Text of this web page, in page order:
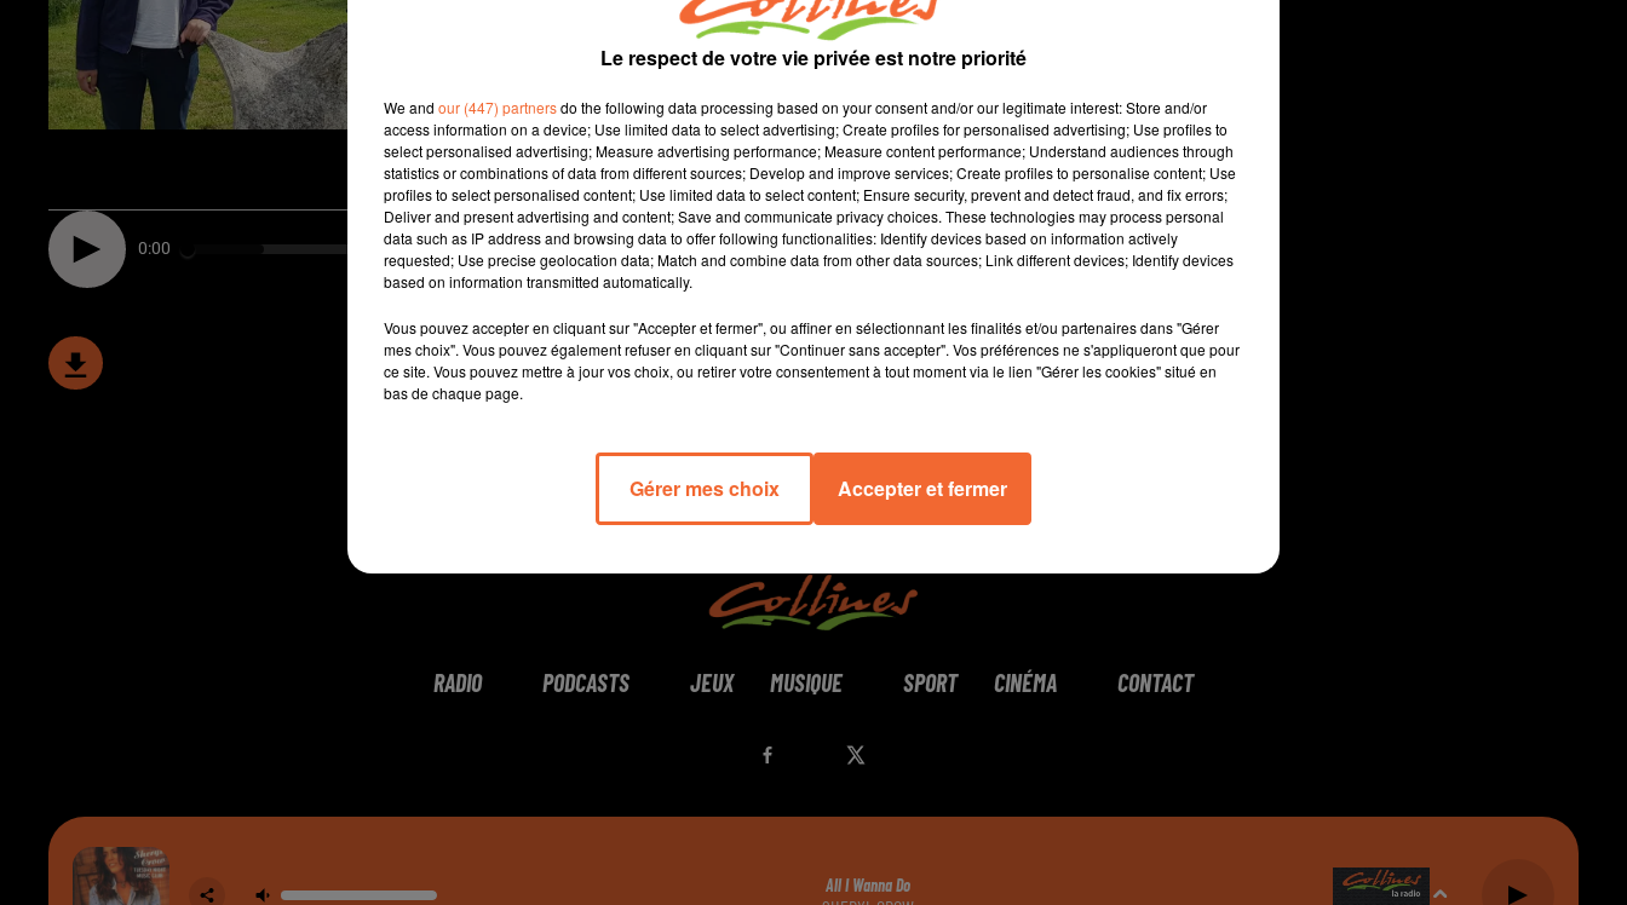
suppléant ( photo ).
Le retour du carnaval de Cerizay ce week-end avec un nouveau
parcours pour le défilé.
Une fête de la bière ce samedi à Thouars ... un RDV qui se veut
aussi solidaire.
Le 1er forum Cultivons notre santé le 8 juin à Nueil-les-Aubiers.
0:00 13 min 8 sec
RADIO PODCASTS JEUX MUSIQUE SPORT CINÉMA CONTACT
All I Wanna Do
Le respect de votre vie privée est notre priorité
We and our (447) partnersdo the following data processing based on your consent and/or our legitimate interest: Store and/or
access information on a device; Use limited data to select advertising; Create profiles for personalised advertising; Use profiles to
select personalised advertising; Measure advertising performance; Measure content performance; Understand audiences through
statistics or combinations of data from different sources; Develop and improve services; Create profiles to personalise content; Use
profiles to select personalised content; Use limited data to select content; Ensure security, prevent and detect fraud, and fix errors;
Deliver and present advertising and content; Save and communicate privacy choices. These technologies may process personal
data such as IP address and browsing data to offer following functionalities: Identify devices based on information actively
requested; Use precise geolocation data; Match and combine data from other data sources; Link different devices; Identify devices
based on information transmitted automatically.
Vous pouvez accepter en cliquant sur "Accepter et fermer", ou affiner en sélectionnant les finalités et/ou partenaires dans "Gérer
mes choix". Vous pouvez également refuser en cliquant sur "Continuer sans accepter". Vos préférences ne s'appliqueront que pour
ce site. Vous pouvez mettre à jour vos choix, ou retirer votre consentement à tout moment via le lien "Gérer les cookies" situé en
bas de chaque page.
Gérer mes choix Accepter et fermer